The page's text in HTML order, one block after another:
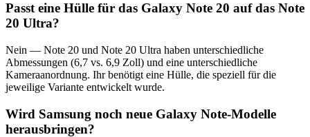
Passt eine Hülle für das Galaxy Note 20 auf das Note
20 Ultra?
Nein — Note 20 und Note 20 Ultra haben unterschiedliche
Abmessungen (6,7 vs. 6,9 Zoll) und eine unterschiedliche
Kameraanordnung. Ihr benötigt eine Hülle, die speziell für die
jeweilige Variante entwickelt wurde.
Wird Samsung noch neue Galaxy Note-Modelle
herausbringen?